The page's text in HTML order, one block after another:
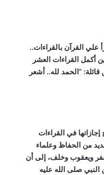
القرآن بالقراءات..
القراءات العشر
“الحمد لله.. أشعر
التي تخصصت في القراءات العشر، وظلت طوال 60 سنة تمنح إجازاتها في القراءات
من الحفاظ وعلماء
ويعقوب وخلف، إلى أن
النبي صلى الله عليه